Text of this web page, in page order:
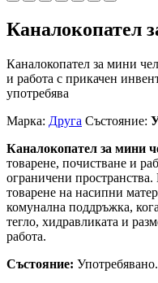
Каналокопател
Каналокопател за мини
и работа с прикачен
употребява
Марка: Друга Състояние:
Каналокопател за мини
товарене, почистване и
ограничени
товарене на насипни
комунална поддръжка,
тегло, хидравликата и
работа.
Състояние: Употребявано.